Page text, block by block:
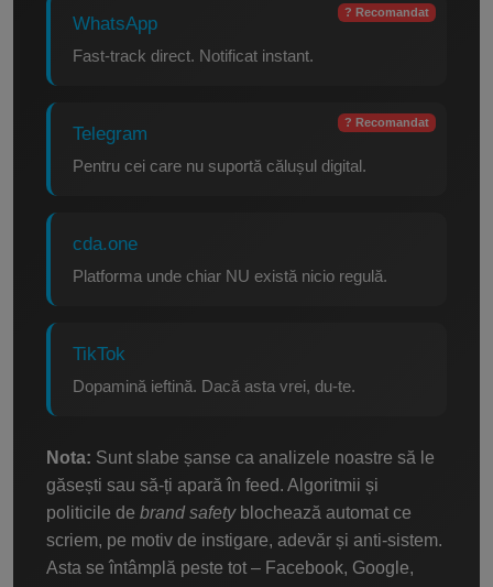
WhatsApp
? Recomandat
Fast-track direct. Notificat instant.
Telegram
? Recomandat
Pentru cei care nu suportă călușul digital.
cda.one
Platforma unde chiar NU există nicio regulă.
TikTok
Dopamină ieftină. Dacă asta vrei, du-te.
Nota: Sunt slabe șanse ca analizele noastre să le
găsești sau să-ți apară în feed. Algoritmii și
politicile de brand safetyblochează automat ce
scriem, pe motiv de instigare, adevăr și anti-sistem.
Asta se întâmplă peste tot – Facebook, Google,